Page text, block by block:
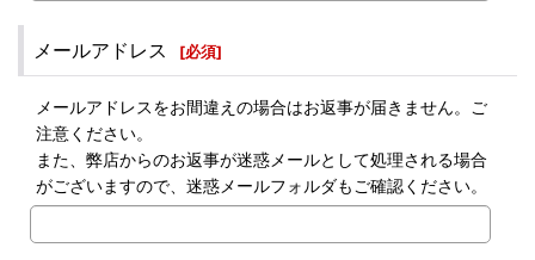
メールアドレス [必須]
メールアドレスをお間違えの場合はお返事が届きません。ご
注意ください。
また、弊店からのお返事が迷惑メールとして処理される場合
がございますので、迷惑メールフォルダもご確認ください。